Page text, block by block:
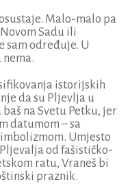
Malo-malo pa
Sadu ili
sam određuje. U
nema.
istorijskih
da su Pljevlja u
na Svetu Petku, jer
datumom – sa
Umjesto
od fašističko-
ratu, Vraneš bi
praznik.